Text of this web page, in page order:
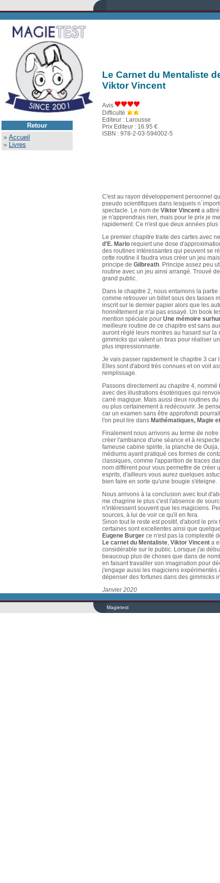
Retour
» Accueil
» Livres
Le Carnet du Mentaliste
Viktor Vincent
Avis
Difficulté
Editeur : Larousse
Prix Editeur : 16.95 €
ISBN : 978-2-03-594002-5
C'est au rayon développement personnel
pseudo scientifiques dans lesquels
spectacle. Le nom de Viktor Vincent a
je n'apprendrais rien, mais pour le prix je
rapidement. Ce n'est que deux années
Le premier chapitre traite des cartes avec
d'E. Marlo requiert une dose
des routines intéressantes qui peuvent se
cette routine il faudra vous créer un jeu
principe de Gilbreath. Principe assez peu
routine avec un jeu ainsi arrangé. Trouvé
grand public.
Dans le chapitre 2, nous entamons la
comme retrouver un billet sous des tasses
inscrit sur le dernier papier alors que les
honnêtement je n'ai pas essayé. Un book
mention spéciale pour Une mémoire
meilleure routine de ce chapitre est sans
auront réglé leurs montres au hasard sur
gimmicks qui valent un bras pour réaliser
plus impressionnante.
Je vais passer rapidement le chapitre 3 car
Elles sont d'abord très connues et on voit
remplissage.
Passons directement au chapitre 4, nommé
avec des illustrations ésotériques qui
carré magique. Mais aussi deux routines
ou plus certainement à redécouvrir. Je
car un examen sans être approfondi
l'on peut lire dans Mathématiques, Magie
Finalement nous arrivons au terme de
créer l'ambiance d'une séance et à
fameuse cabine spirite, la planche de
médiums ayant pratiqué ces formes de
classiques, comme l'apparition de traces
nom différent pour vous permettre de créer
esprits, d'ailleurs vous aurez quelques
bien faire en sorte qu'une bougie s'éteigne.
Nous arrivons à la conclusion avec tout
me chagrine le plus c'est l'absence de
n'intéressent souvent que les magiciens.
sources, à lui de voir ce qu'il en fera.
Sinon tout le reste est positif, d'abord le
certaines sont excellentes ainsi que
Eugene Burger ce n'est pas la complexité
Le carnet du Mentaliste, Viktor Vincent a
considérable sur le public. Lorsque j'ai
beaucoup plus de choses que dans de
en faisant travailler son imagination pour
j'engage aussi les magiciens
dépenser des fortunes dans des gimmicks
Janvier 2020
Magietest